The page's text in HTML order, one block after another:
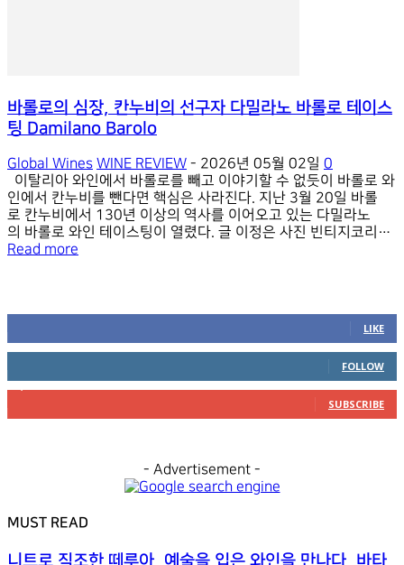
복할 수 있게 되었습니다. 아울러, GS와 콘텐츠 협약을 통해 매
달 ‘Wine Review Pick’이라는 정보를 푸쉬앱을 통해 전달할 예정
바롤로의 심장, 칸누비의 선구자 다밀라노 바롤로 테이스
팅 Damilano Barolo
Global Wines WINE REVIEW - 2026년 05월 02일 0
이탈리아 와인에서 바롤로를 빼고 이야기할 수 없듯이 바롤로 와
인에서 칸누비를 뺀다면 핵심은 사라진다. 지난 3월 20일 바롤
로 칸누비에서 130년 이상의 역사를 이어오고 있는 다밀라노
의 바롤로 와인 테이스팅이 열렸다. 글 이정은 사진 빈티지코리아
*** 바롤로 지역의 떼루아와 빈티지의 깊이를 담아낸 다밀라
Read more
LIKE
FOLLOW
SUBSCRIBE
- Advertisement -
MUST READ